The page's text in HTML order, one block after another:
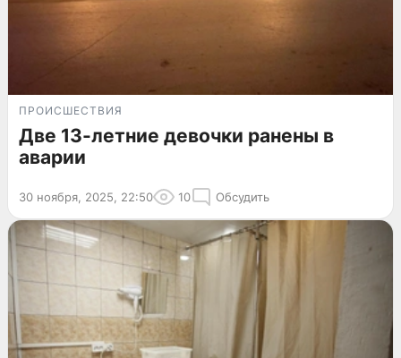
ПРОИСШЕСТВИЯ
Две 13-летние девочки ранены в
аварии
30 ноября, 2025, 22:50 10 Обсудить